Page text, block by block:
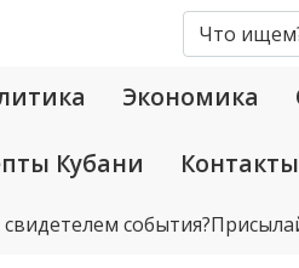
Экономика
Кубани Контакты
события?